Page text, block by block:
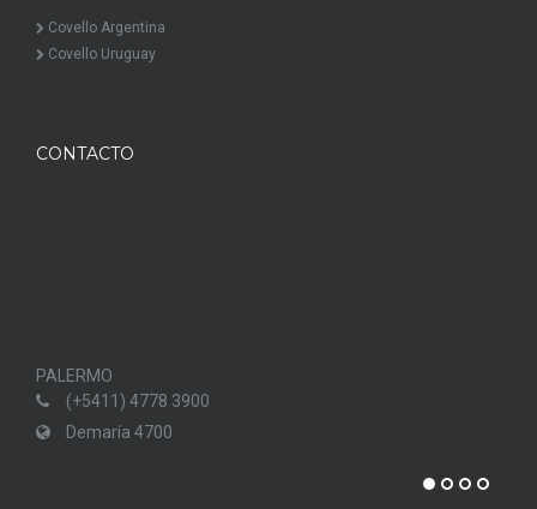
Covello Argentina
Covello Uruguay
CONTACTO
PALERMO
(+5411) 4778 3900
Demaría 4700